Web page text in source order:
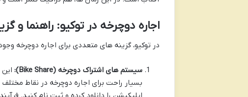
اجاره دوچرخه در توکیو: راهنما و
در توکیو، گزینه های متعددی برای اجاره دوچرخه
سیستم های اشتراک دوچرخه (Bike Share):
بسیار راحت برای اجاره دوچرخه در نقاط